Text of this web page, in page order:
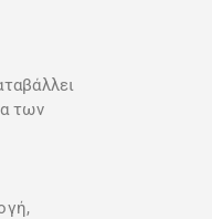
των